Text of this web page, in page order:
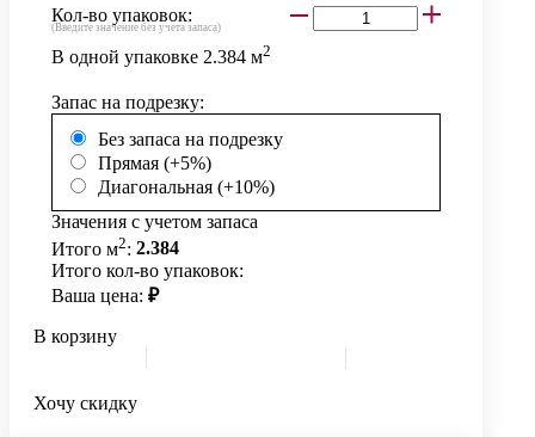
Кол-во упаковок:
(Введите значение без учета запаса)
В одной упаковке 2.384 м2
Запас на подрезку:
Без запаса на подрезку
Прямая (+5%)
Диагональная (+10%)
Значения с учетом запаса
Итого м2: 2.384
Итого кол-во упаковок:
Ваша цена: ₽
В корзину
Хочу скидку